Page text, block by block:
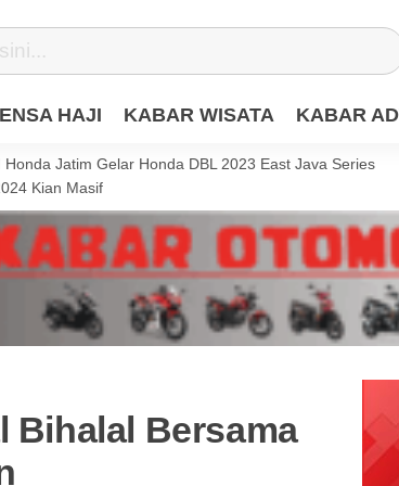
HAJI KABAR WISATA KABAR
Jatim Gelar Honda DBL 2023 East Java Series
Kian Masif
Bihalal Bersama